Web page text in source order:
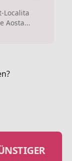
Localita
Aosta...